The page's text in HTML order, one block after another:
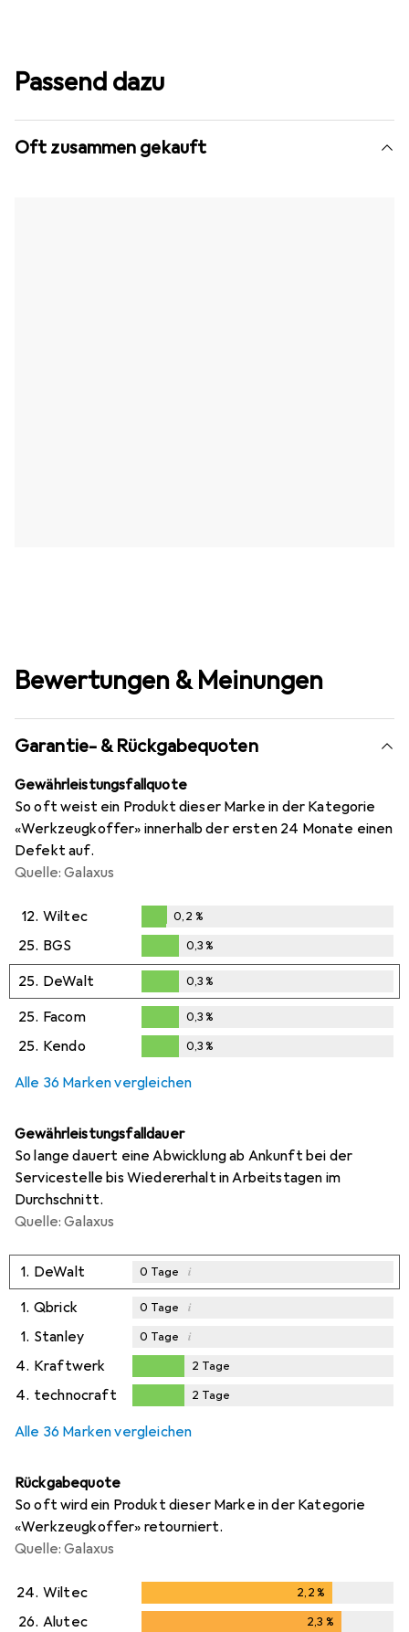
Passend dazu
Oft zusammen gekauft
Bewertungen & Meinungen
Garantie- & Rückgabequoten
Gewährleistungsfallquote
So oft weist ein Produkt dieser Marke in der Kategorie
«Werkzeugkoffer» innerhalb der ersten 24 Monate einen
Defekt auf.
Quelle: Galaxus
12. Wiltec
0,2%
0,2 %
25. BGS
0,3%
0,3%
25. DeWalt
0,3%
0,3%
25. Facom
0,3%
0,3%
25. Kendo 0,3%
Alle 36 Marken vergleichen
Gewährleistungsfalldauer
So lange dauert eine Abwicklung ab Ankunft bei der
Servicestelle bis Wiedererhalt in Arbeitstagen im
Durchschnitt.
Quelle: Galaxus
1. DeWalt 0 Tage i
1. Qbrick 0 Tage i
1. Stanley 0 Tage i
4. Kraftwerk
2Tage
2 Tage
4. technocraft 2 Tage
Alle 36 Marken vergleichen
Rückgabequote
So oft wird ein Produkt dieser Marke in der Kategorie
«Werkzeugkoffer» retourniert.
Quelle: Galaxus
24. Wiltec 2,2%
26. Alutec 2,3 %